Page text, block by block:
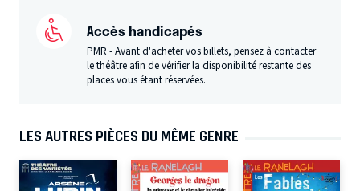
Accès handicapés
PMR - Avant d'acheter vos billets, pensez à contacter
le théâtre afin de vérifier la disponibilité restante des
places vous étant réservées.
LES AUTRES PIÈCES DU MÊME GENRE